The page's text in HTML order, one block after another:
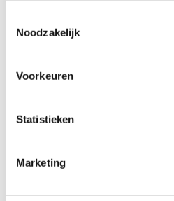
Noodzakelijk
Voorkeuren
Statistieken
Marketing
sportkamp. Neem contact